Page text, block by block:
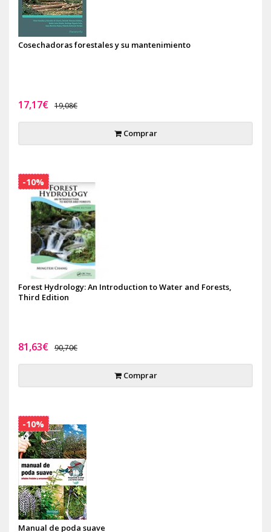
Cosechadoras forestales y su mantenimiento
17,17€ 19,08€
Comprar
Forest Hydrology: An Introduction to Water and Forests,
Third Edition
81,63€ 90,70€
Comprar
-10%
Manual de poda suave
-10%